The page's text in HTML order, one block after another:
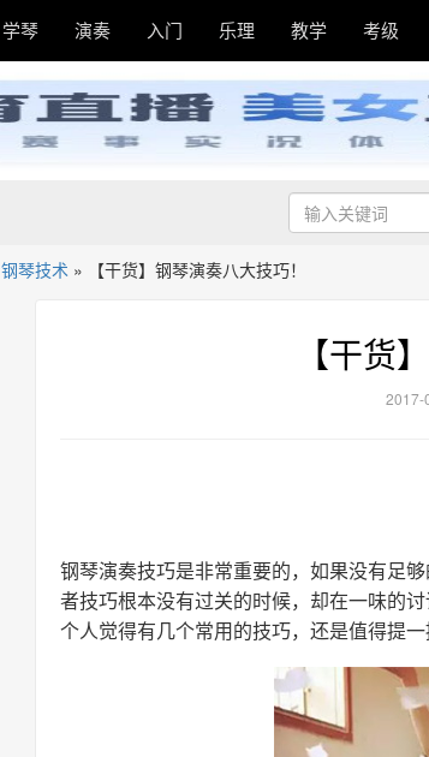
学琴 演奏 入门 乐理 教学 考级
钢琴技术 » 【干货】钢琴演奏八大技巧！
【干货
2017-
钢琴演奏技巧是非常重要的，如果没有足
者技巧根本没有过关的时候，却在一味的
个人觉得有几个常用的技巧，还是值得提